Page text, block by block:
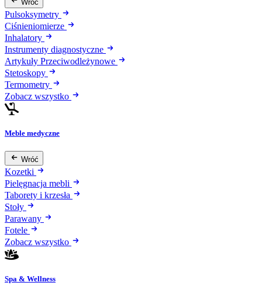
Wróć
Pulsoksymetry
Ciśnieniomierze
Inhalatory
Instrumenty diagnostyczne
Artykuły Przeciwodleżynowe
Stetoskopy
Termometry
Zobacz wszystko
Meble medyczne
Wróć
Kozetki
Pielęgnacja mebli
Taborety i krzesła
Stoły
Parawany
Fotele
Zobacz wszystko
Spa & Wellness